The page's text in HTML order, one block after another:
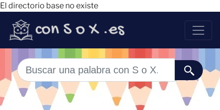
El directorio base no existe